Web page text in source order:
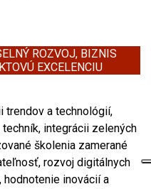
ROZVOJ, BIZNIS
EXCELENCIU
trendov a technológií,
integrácii zelených
školenia zamerané
rozvoj digitálnych
hodnotenie inovácií a